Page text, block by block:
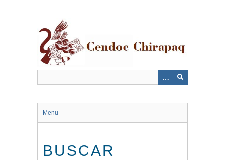
Menu
BUSCAR